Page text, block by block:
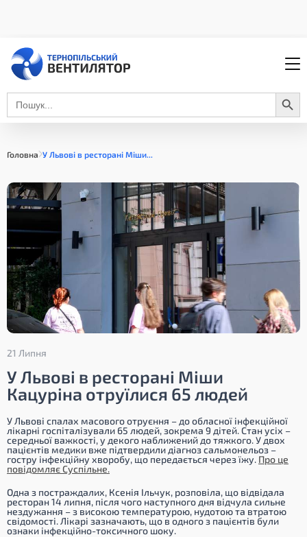
Search
for:
Search Button
Головна У Львові в ресторані Міши...
21 Липня
У Львові в ресторані Міши
Кацуріна отруїлися 65 людей
У Львові спалах масового отруєння – до обласної інфекційної
лікарні госпіталізували 65 людей, зокрема 9 дітей. Стан усіх –
середньої важкості, у декого наближений до тяжкого. У двох
пацієнтів медики вже підтвердили діагноз сальмонельоз –
гостру інфекційну хворобу, що передається через їжу. Про це
повідомляє Суспільне.
Одна з постраждалих, Ксенія Ільчук, розповіла, що відвідала
ресторан 14 липня, після чого наступного дня відчула сильне
нездужання – з високою температурою, нудотою та втратою
свідомості. Лікарі зазначають, що в одного з пацієнтів були
ознаки інфекційно-токсичного шоку.